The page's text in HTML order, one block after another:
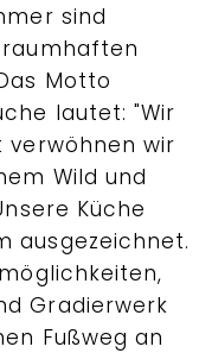
sind
Motto
lautet: "Wir
verwöhnen wir
Wild und
Küche
ausgezeichnet.
Gradierwerk
Fußweg an